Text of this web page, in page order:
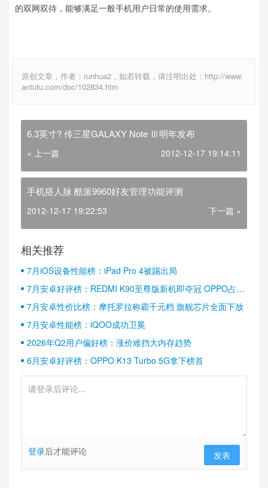
的双网双待，能够满足一般手机用户日常的使用需求。
原创文章，作者：runhua2，如若转载，请注明出处：http://www.
antutu.com/doc/102834.htm
6.3英寸? 传三星GALAXY Note Ⅲ明年发布
« 上一篇 2012-12-17 19:14:11
手机搭人脉 酷派9960好友管理功能评测
2012-12-17 19:22:53 下一篇 »
相关推荐
7月iOS设备性能榜：iPad Pro 4被踢出局
7月安卓好评榜：REDMI K90至尊版新机即夺冠 OPPO占据
半壁江山
7月安卓性价比榜：摩托罗拉称霸千元档 旗舰芯片全面下放
7月安卓性能榜：iQOO成功卫冕
2026年Q2用户偏好榜：涨价难挡大内存趋势
6月安卓好评榜：OPPO K13 Turbo 5G拿下榜首
登录后才能评论 发表